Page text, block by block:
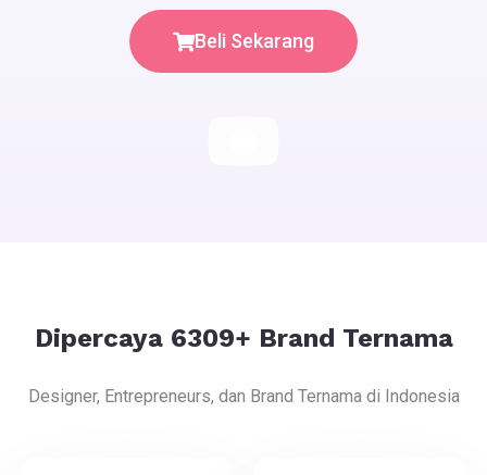
Beli Sekarang
Dipercaya 6309+ Brand Ternama
Designer, Entrepreneurs, dan Brand Ternama di Indonesia